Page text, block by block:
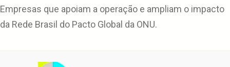
Empresas que apoiam a operação e ampliam o impacto
da Rede Brasil do Pacto Global da ONU.